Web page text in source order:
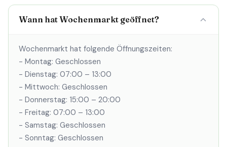
Wann hat Wochenmarkt geöffnet?
Wochenmarkt hat folgende Öffnungszeiten:
- Montag: Geschlossen
- Dienstag: 07:00 – 13:00
- Mittwoch: Geschlossen
- Donnerstag: 15:00 – 20:00
- Freitag: 07:00 – 13:00
- Samstag: Geschlossen
- Sonntag: Geschlossen